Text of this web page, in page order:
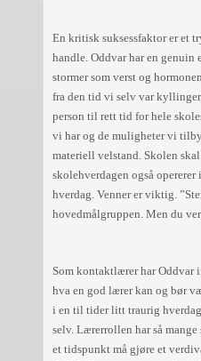
En kritisk suksessfaktor er et
handle. Oddvar har en
stormer som verst og
fra den tid vi selv var
person til rett tid for hele
vi har og de muligheter vi
materiell velstand. Skolen
skolehverdagen også
hverdag. Venner er viktig.
hovedmålgruppen. Men du
Som kontaktlærer har Oddvar
hva en god lærer kan og bør
i en til tider litt traurig
selv. Lærerrollen har så
et tidspunkt må gjøre et